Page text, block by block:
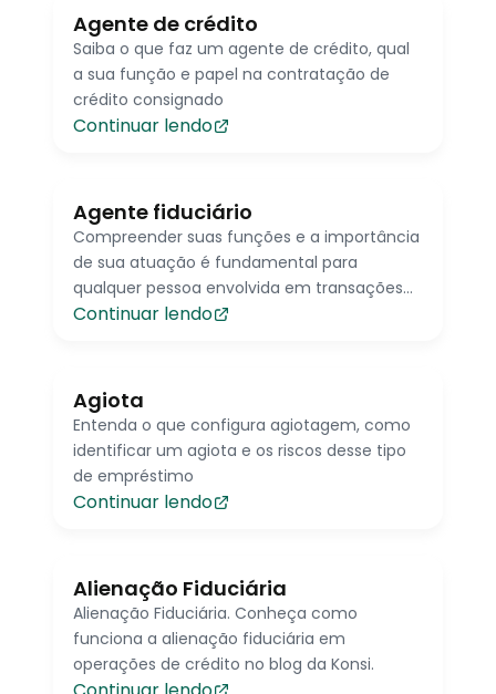
Agente de crédito
Saiba o que faz um agente de crédito, qual
a sua função e papel na contratação de
crédito consignado
Continuar lendo
Agente fiduciário
Compreender suas funções e a importância
de sua atuação é fundamental para
qualquer pessoa envolvida em transações
que envolvam títulos de dívida.
Continuar lendo
Agiota
Entenda o que configura agiotagem, como
identificar um agiota e os riscos desse tipo
de empréstimo
Continuar lendo
Alienação Fiduciária
Alienação Fiduciária. Conheça como
funciona a alienação fiduciária em
operações de crédito no blog da Konsi.